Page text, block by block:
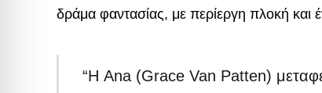
δράμα φαντασίας, με περίεργη πλοκή και
“Η Ana (Grace Van Patten)